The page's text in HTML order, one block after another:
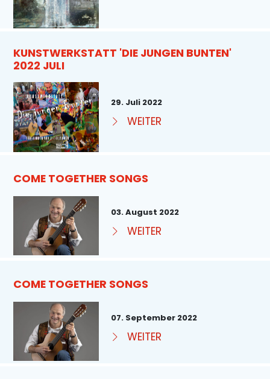
KUNSTWERKSTATT 'DIE JUNGEN BUNTEN'
2022 JULI
29. Juli 2022
WEITER
COME TOGETHER SONGS
03. August 2022
WEITER
COME TOGETHER SONGS
07. September 2022
WEITER